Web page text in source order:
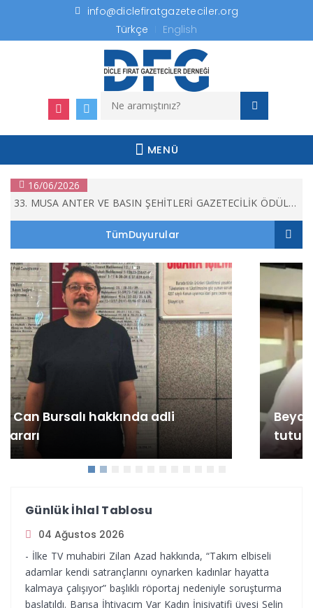
info@diclefiratgazeteciler.org
Türkçe
English
MENÜ
16/06/2026
16/06/2026
33. MUSA ANTER VE BASIN ŞEHİTLERİ GAZETECİLİK ÖDÜLLERİ
TümDuyurular
Beyaz Tv programcısı Tahir Sarıkaya
tutuklandı
Günlük İhlal Tablosu
04 Ağustos 2026
- İlke TV muhabiri Zilan Azad hakkında, “Takım elbiseli
adamlar kendi satrançlarını oynarken kadınlar hayatta
kalmaya çalışıyor” başlıklı röportaj nedeniyle soruşturma
başlatıldı. Barışa İhtiyacım Var Kadın İnisiyatifi üyesi Selin